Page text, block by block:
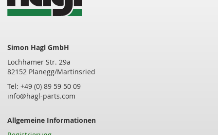
Simon Hagl GmbH
Lochhamer Str. 29a
82152 Planegg/Martinsried
Tel: +49 (0) 89 59 50 09
info@hagl-parts.com
Allgemeine Informationen